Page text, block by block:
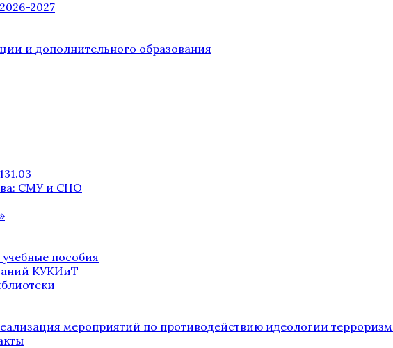
2027
и дополнительного образования
СМУ и СНО
пособия
КУКИиТ
мероприятий по противодействию идеологии